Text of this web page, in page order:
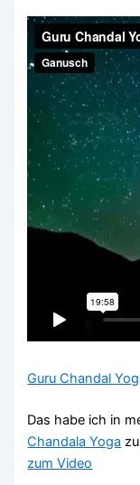
Guru Chandal
Das habe ich in
Chandala Yoga
zum Video